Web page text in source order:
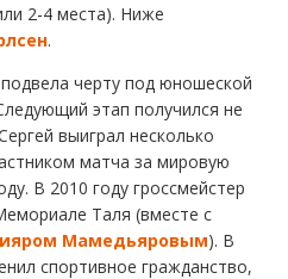
2-4 места). Ниже
.
черту под юношеской
этап получился не
выиграл несколько
матча за мировую
В 2010 году гроссмейстер
Таля (вместе с
Мамедьяровым). В
спортивное гражданство,